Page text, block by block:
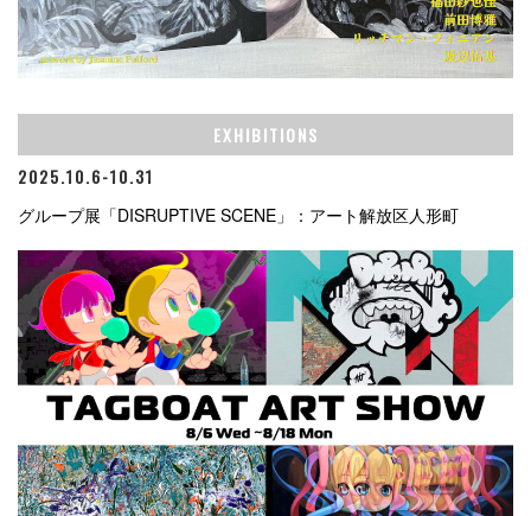
EXHIBITIONS
2025.10.6-10.31
グループ展「DISRUPTIVE SCENE」：アート解放区人形町